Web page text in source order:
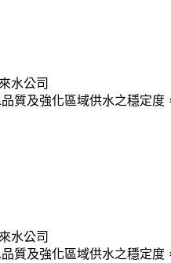
水公司
質及強化區域供水之穩定
水公司
質及強化區域供水之穩定